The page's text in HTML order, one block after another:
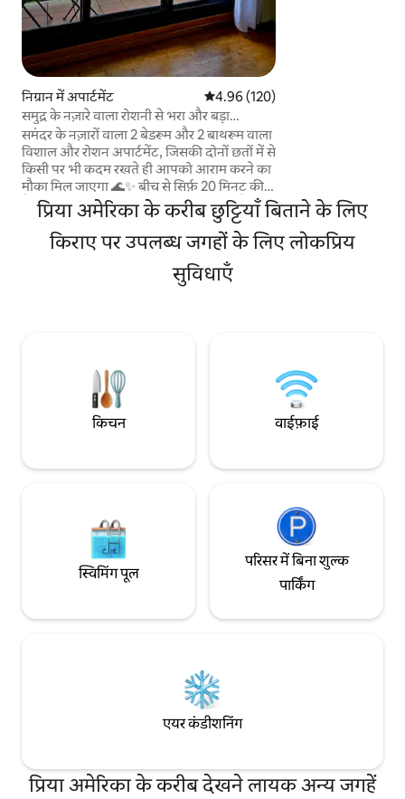
निग्रान में अपार्टमेंट औसत रेटिंग 5 में से 4.96, 120 समीक्षाएँ
4.96 (120)
समुद्र के नज़ारे वाला रोशनी से भरा और बड़ा
अपार्टमेंट
समंदर के नज़ारों वाला 2 बेडरूम और 2 बाथरूम वाला
विशाल और रोशन अपार्टमेंट, जिसकी दोनों छतों में से
किसी पर भी कदम रखते ही आपको आराम करने का
मौका मिल जाएगा 🌊✨ बीच से सिर्फ़ 20 मिनट की
पैदल दूरी पर और निग्रान शहर से 5 मिनट की पैदल
दूरी पर, सभी सुविधाएँ पास में हैं। साथ ही, यह विगो से
10 किमी दूर है, जो छुट्टियाँ बिताने या वहाँ की मशहूर
क्रिसमस लाइट्स का मज़ा लेने के लिए बिलकुल सही
है ✨ ठहरने की एक आरामदायक और सुकूनदेह
जगह, जो आराम करने और तट का मज़ा लेने के लिए
प्रिया अमेरिका के करीब छुट्टियाँ बिताने के लिए
किराए पर उपलब्ध जगहों के लिए लोकप्रिय
सुविधाएँ
किचन वाईफ़ाई
स्विमिंग पूल
परिसर में बिना शुल्क
पार्किंग
एयर कंडीशनिंग
प्रिया अमेरिका के करीब देखने लायक अन्य जगहें